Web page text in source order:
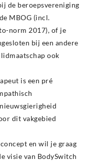
de beroepsvereniging
MBOG (incl.
norm 2017), of je
bij een andere
ook
is een pré
dit vakgebied
en wil je graag
visie van BodySwitch